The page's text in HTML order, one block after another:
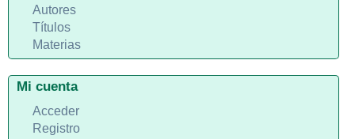
Autores
Títulos
Materias
Mi cuenta
Acceder
Registro